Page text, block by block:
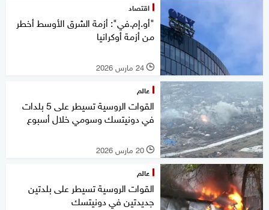
اقتصاد
"أو.إم.في": أزمة الشرق الأوسط أخطر
من أزمة أوكرانيا
l 24 مارس 2026
عالم
القوات الروسية تسيطر على 5 بلدات
في دونيتسك وسومي خلال أسبوع
l 20 مارس 2026
عالم
القوات الروسية تسيطر على بلدتين
جديدتين في دونيتسك